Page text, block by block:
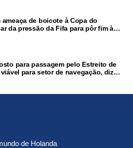
ameaça de boicote à Copa do
da pressão da Fifa para pôr fim à
para passagem pelo Estreito de
para setor de navegação, dizem
de Holanda